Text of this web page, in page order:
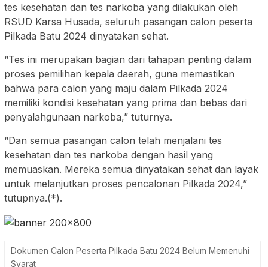
tes kesehatan dan tes narkoba yang dilakukan oleh
RSUD Karsa Husada, seluruh pasangan calon peserta
Pilkada Batu 2024 dinyatakan sehat.
“Tes ini merupakan bagian dari tahapan penting dalam
proses pemilihan kepala daerah, guna memastikan
bahwa para calon yang maju dalam Pilkada 2024
memiliki kondisi kesehatan yang prima dan bebas dari
penyalahgunaan narkoba,” tuturnya.
“Dan semua pasangan calon telah menjalani tes
kesehatan dan tes narkoba dengan hasil yang
memuaskan. Mereka semua dinyatakan sehat dan layak
untuk melanjutkan proses pencalonan Pilkada 2024,”
tutupnya.(*).
Dokumen Calon Peserta Pilkada Batu 2024 Belum Memenuhi
Syarat